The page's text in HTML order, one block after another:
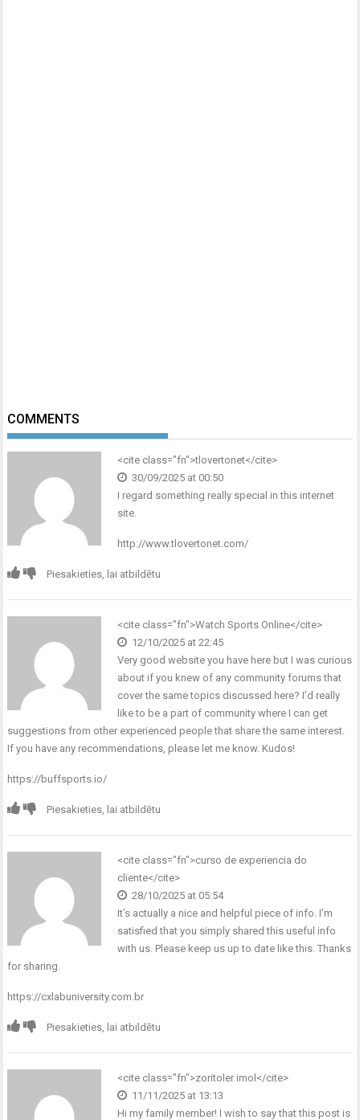
COMMENTS
<cite class="fn">tlovertonet</cite>
30/09/2025 at 00:50
I regard something really special in this internet
site.
http://www.tlovertonet.com/
Piesakieties, lai atbildētu
<cite class="fn">Watch Sports Online</cite>
12/10/2025 at 22:45
Very good website you have here but I was curious
about if you knew of any community forums that
cover the same topics discussed here? I’d really
like to be a part of community where I can get
suggestions from other experienced people that share the same interest.
If you have any recommendations, please let me know. Kudos!
https://buffsports.io/
Piesakieties, lai atbildētu
<cite class="fn">curso de experiencia do
cliente</cite>
28/10/2025 at 05:54
It’s actually a nice and helpful piece of info. I’m
satisfied that you simply shared this useful info
with us. Please keep us up to date like this. Thanks
for sharing.
https://cxlabuniversity.com.br
Piesakieties, lai atbildētu
<cite class="fn">zoritoler imol</cite>
11/11/2025 at 13:13
Hi my family member! I wish to say that this post is